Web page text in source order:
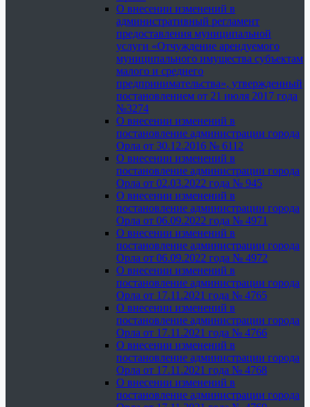
О внесении изменений в
административный регламент
предоставления муниципальной
услуги «Отчуждение арендуемого
муниципального имущества субъектам
малого и среднего
предпринимательства», утвержденный
постановлением от 21 июля 2017 года
№3274
О внесении изменений в
постановление администрации города
Орла от 30.12.2016 № 6112
О внесении изменений в
постановление администрации города
Орла от 02.03.2022 года № 945
О внесении изменений в
постановление администрации города
Орла от 06.09.2022 года № 4971
О внесении изменений в
постановление администрации города
Орла от 06.09.2022 года № 4972
О внесении изменений в
постановление администрации города
Орла от 17.11.2021 года № 4765
О внесении изменений в
постановление администрации города
Орла от 17.11.2021 года № 4766
О внесении изменений в
постановление администрации города
Орла от 17.11.2021 года № 4768
О внесении изменений в
постановление администрации города